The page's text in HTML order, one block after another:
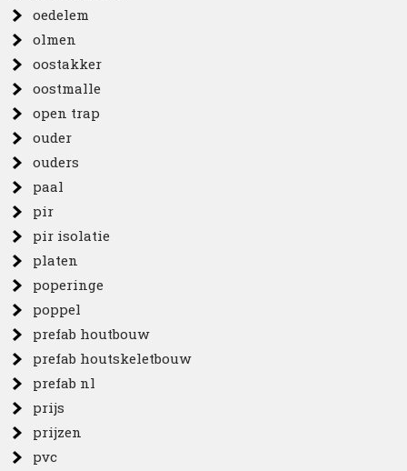
oedelem
olmen
oostakker
oostmalle
open trap
ouder
ouders
paal
pir
pir isolatie
platen
poperinge
poppel
prefab houtbouw
prefab houtskeletbouw
prefab nl
prijs
prijzen
pvc